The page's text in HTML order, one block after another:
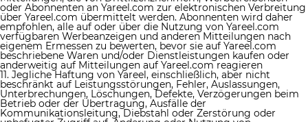
oder Abonnenten an Yareel.com zur elektronischen Verbreitung
über Yareel.com übermittelt werden. Abonnenten wird daher
empfohlen, alle auf oder über die Nutzung von Yareel.com
verfügbaren Werbeanzeigen und anderen Mitteilungen nach
eigenem Ermessen zu bewerten, bevor sie auf Yareel.com
beschriebene Waren und/oder Dienstleistungen kaufen oder
anderweitig auf Mitteilungen auf Yareel.com reagieren
11. Jegliche Haftung von Yareel, einschließlich, aber nicht
beschränkt auf Leistungsstörungen, Fehler, Auslassungen,
Unterbrechungen, Löschungen, Defekte, Verzögerungen beim
Betrieb oder der Übertragung, Ausfälle der
Kommunikationsleitung, Diebstahl oder Zerstörung oder